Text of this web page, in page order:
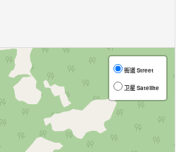
街道 Street
卫星 Satellite